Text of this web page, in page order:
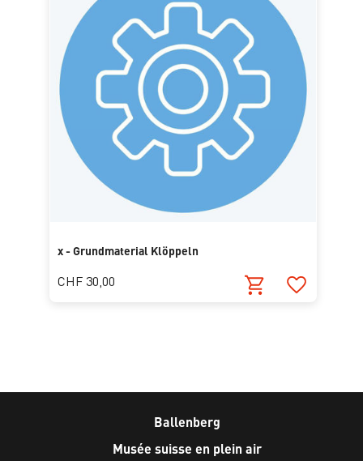
x - Grundmaterial Klöppeln
CHF 30,00
Ballenberg
Musée suisse en plein air